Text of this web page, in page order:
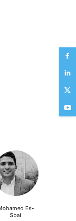
Es-
Sbai